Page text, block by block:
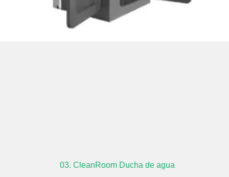
03. CleanRoom Ducha de agua